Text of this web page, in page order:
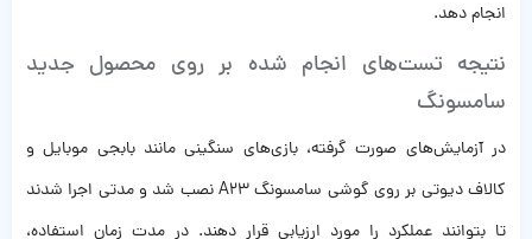
انجام دهد.
نتیجه تست‌های انجام شده بر روی محصول جدید
سامسونگ
در آزمایش‌های صورت گرفته، بازی‌های سنگینی مانند بابجی موبایل و
کالاف دیوتی بر روی گوشی سامسونگ A23 نصب شد و مدتی اجرا شدند
تا بتوانند عملکرد را مورد ارزیابی قرار دهند. در مدت زمان استفاده،